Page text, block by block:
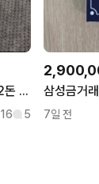
GBK 순금 골드바 7.5g 2돈 (한개남음)
16 5
삼성금거
7일 전